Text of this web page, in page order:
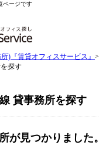
ページです
)『賃貸オフィスサービス』 >
探す
貸事務所を探す
が見つかりました。